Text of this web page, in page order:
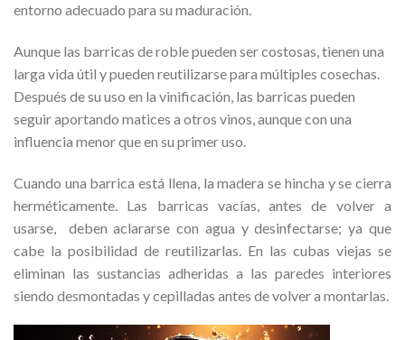
entorno adecuado para su maduración.
Aunque las barricas de roble pueden ser costosas, tienen una
larga vida útil y pueden reutilizarse para múltiples cosechas.
Después de su uso en la vinificación, las barricas pueden
seguir aportando matices a otros vinos, aunque con una
influencia menor que en su primer uso.
Cuando una barrica está llena, la madera se hincha y se cierra
herméticamente. Las barricas vacías, antes de volver a
usarse, deben aclararse con agua y desinfectarse; ya que
cabe la posibilidad de reutilizarlas. En las cubas viejas se
eliminan las sustancias adheridas a las paredes interiores
siendo desmontadas y cepilladas antes de volver a montarlas.